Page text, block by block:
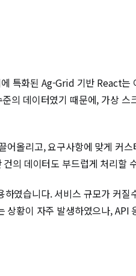
특화된 Ag-Grid 기반 React
의 데이터였기 때문에, 가상
올리고, 요구사항에 맞게 커
의 데이터도 부드럽게 처리할
였습니다. 서비스 규모가 커
황이 자주 발생하였으나,